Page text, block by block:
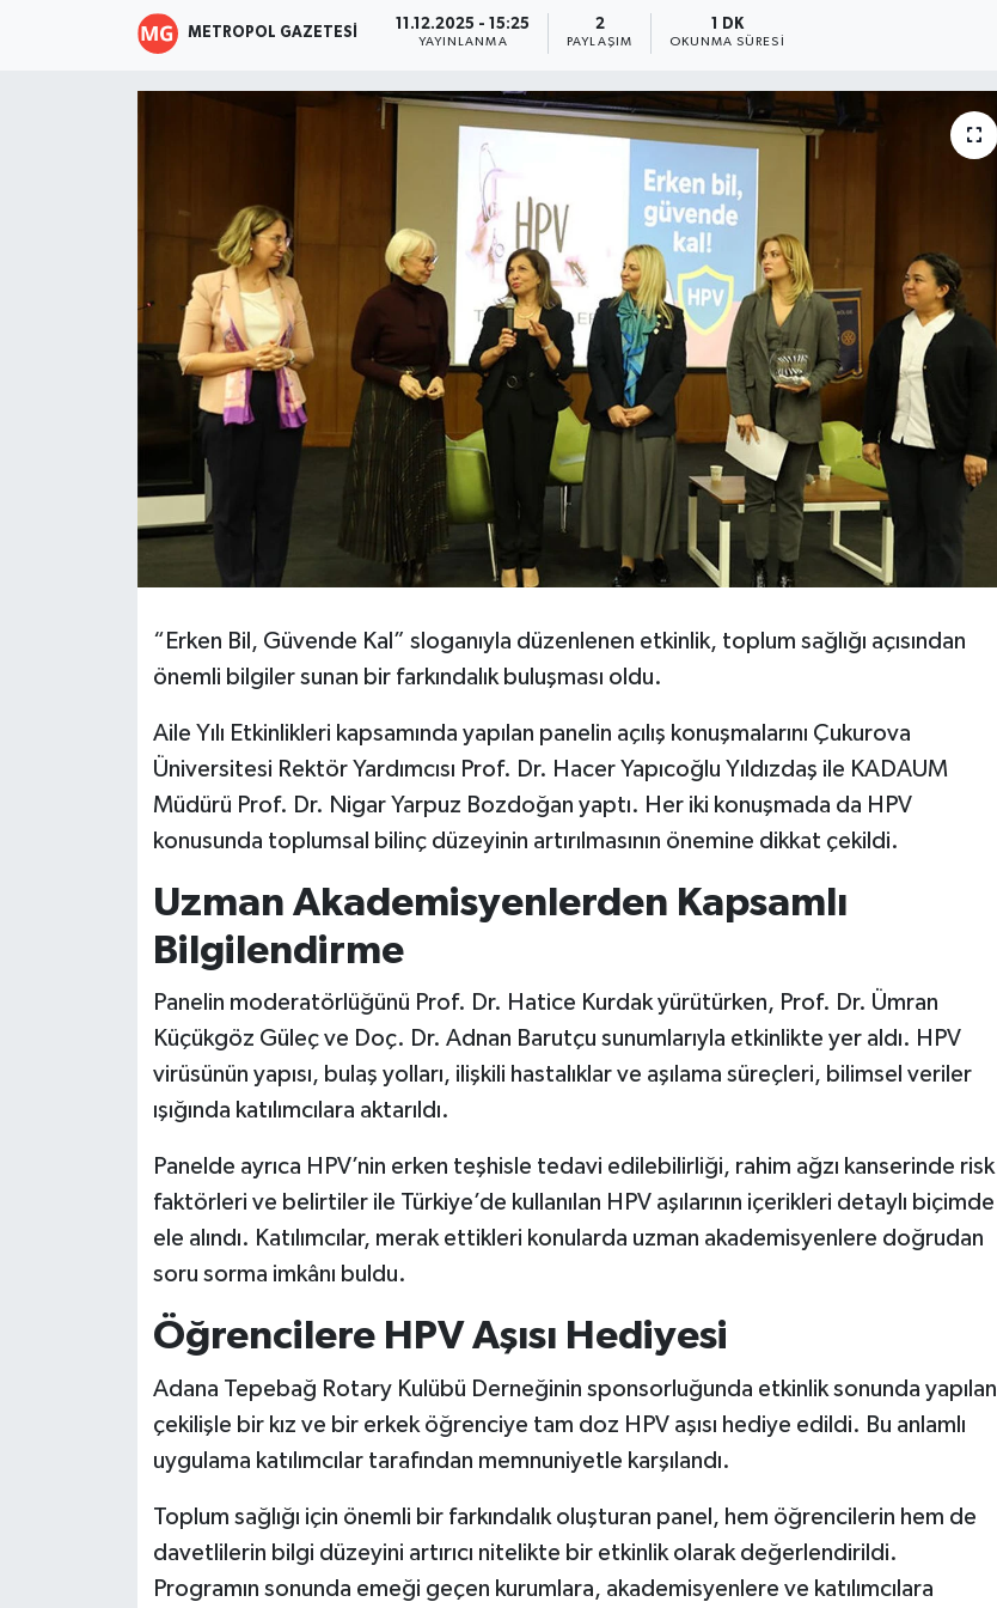
METROPOL GAZETESI 11.12.2025 - 15:25
YAYINLANMA
2
PAYLAŞIM
1 DK
OKUNMA SÜRESI
“Erken Bil, Güvende Kal” sloganıyla düzenlenen etkinlik, toplum sağlığı açısından
önemli bilgiler sunan bir farkındalık buluşması oldu.
Aile Yılı Etkinlikleri kapsamında yapılan panelin açılış konuşmalarını Çukurova
Üniversitesi Rektör Yardımcısı Prof. Dr. Hacer Yapıcoğlu Yıldızdaş ile KADAUM
Müdürü Prof. Dr. Nigar Yarpuz Bozdoğan yaptı. Her iki konuşmada da HPV
konusunda toplumsal bilinç düzeyinin artırılmasının önemine dikkat çekildi.
Uzman Akademisyenlerden Kapsamlı
Bilgilendirme
Panelin moderatörlüğünü Prof. Dr. Hatice Kurdak yürütürken, Prof. Dr. Ümran
Küçükgöz Güleç ve Doç. Dr. Adnan Barutçu sunumlarıyla etkinlikte yer aldı. HPV
virüsünün yapısı, bulaş yolları, ilişkili hastalıklar ve aşılama süreçleri, bilimsel veriler
ışığında katılımcılara aktarıldı.
Panelde ayrıca HPV’nin erken teşhisle tedavi edilebilirliği, rahim ağzı kanserinde risk
faktörleri ve belirtiler ile Türkiye’de kullanılan HPV aşılarının içerikleri detaylı biçimde
ele alındı. Katılımcılar, merak ettikleri konularda uzman akademisyenlere doğrudan
soru sorma imkânı buldu.
Öğrencilere HPV Aşısı Hediyesi
Adana Tepebağ Rotary Kulübü Derneğinin sponsorluğunda etkinlik sonunda yapılan
çekilişle bir kız ve bir erkek öğrenciye tam doz HPV aşısı hediye edildi. Bu anlamlı
uygulama katılımcılar tarafından memnuniyetle karşılandı.
Toplum sağlığı için önemli bir farkındalık oluşturan panel, hem öğrencilerin hem de
davetlilerin bilgi düzeyini artırıcı nitelikte bir etkinlik olarak değerlendirildi.
Programın sonunda emeği geçen kurumlara, akademisyenlere ve katılımcılara
Resmi İlanlar